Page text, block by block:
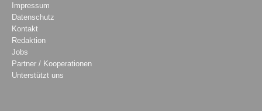
Impressum
Datenschutz
Kontakt
Redaktion
Jobs
Partner / Kooperationen
Unterstützt uns